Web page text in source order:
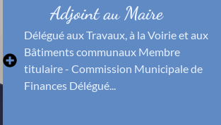
Adjoint au Maire
Délégué aux Travaux, à la Voirie et aux
Bâtiments communaux Membre
titulaire - Commission Municipale de
Finances Délégué...